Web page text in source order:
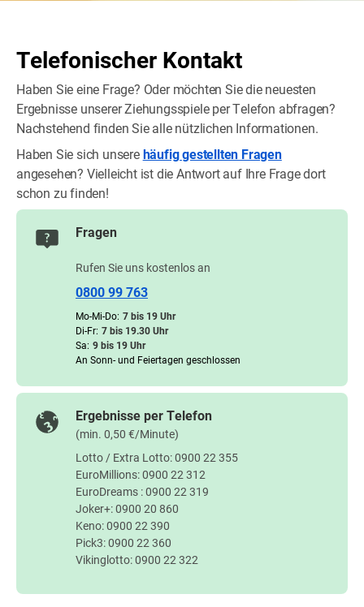
Telefonischer Kontakt
Haben Sie eine Frage? Oder möchten Sie die neuesten
Ergebnisse unserer Ziehungsspiele per Telefon abfragen?
Nachstehend finden Sie alle nützlichen Informationen.
Haben Sie sich unserehäufig gestellten Fragen
angesehen? Vielleicht ist die Antwort auf Ihre Frage dort
schon zu finden!
Fragen
Rufen Sie uns kostenlos an
0800 99 763
Mo-Mi-Do: 7 bis 19 Uhr
Di-Fr: 7 bis 19.30 Uhr
Sa: 9 bis 19 Uhr
An Sonn- und Feiertagen geschlossen
Ergebnisse per Telefon
(min. 0,50 €/Minute)
Lotto / Extra Lotto: 0900 22 355
EuroMillions: 0900 22 312
EuroDreams : 0900 22 319
Joker+: 0900 20 860
Keno: 0900 22 390
Pick3: 0900 22 360
Vikinglotto: 0900 22 322